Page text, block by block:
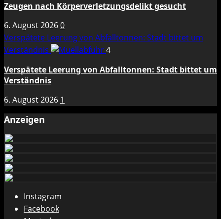
Zeugen nach Körperverletzungsdelikt gesucht
6. August 20260
Verspätete Leerung von Abfalltonnen: Stadt bittet um
Verständnis
4
Verspätete Leerung von Abfalltonnen: Stadt bittet um
Verständnis
6. August 2026 1
Anzeigen
Instagram
Facebook